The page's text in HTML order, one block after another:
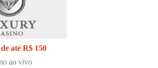
até R$ 150
ao vivo